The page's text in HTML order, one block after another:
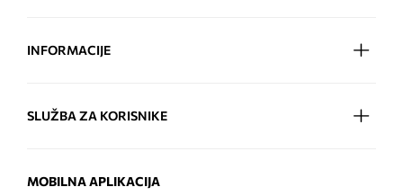
INFORMACIJE
SLUŽBA ZA KORISNIKE
MOBILNA APLIKACIJA